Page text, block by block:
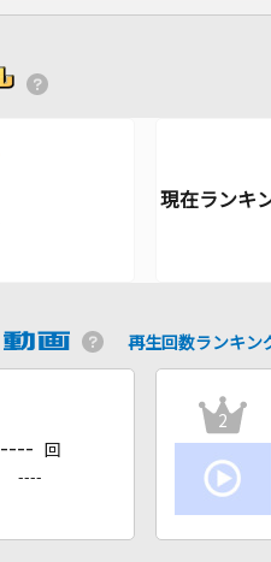
再生回数ランキン
---- 回
----
2